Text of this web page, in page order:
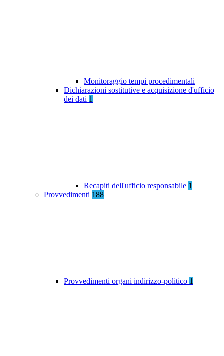
Monitoraggio tempi procedimentali
Dichiarazioni sostitutive e acquisizione d'ufficio
dei dati 1
Recapiti dell'ufficio responsabile 1
Provvedimenti 188
Provvedimenti organi indirizzo-politico 1